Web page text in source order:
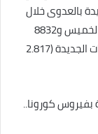
8.947 إصابة جديدة بالعدوى خلال
الساعات الـ24 الماضية (مقابل 8.933 إصابة أمس الخميس و8832
إصابة الأربعاء)، مشيرة إلى أن أكبر عدد من الإصابات الجديدة (2.817
جديدة بفيروس كورونا..